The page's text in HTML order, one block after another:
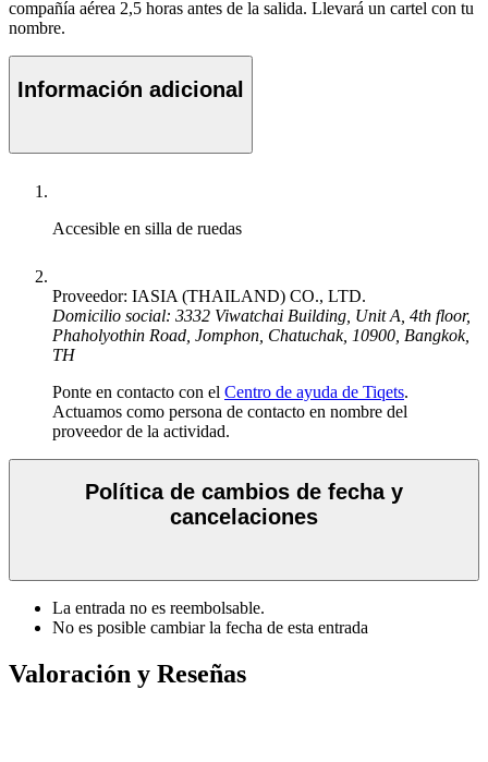
compañía aérea 2,5 horas antes de la salida. Llevará un cartel con tu
nombre.
Información adicional
Accesible en silla de ruedas
Proveedor: IASIA (THAILAND) CO., LTD.
Domicilio social: 3332 Viwatchai Building, Unit A, 4th floor,
Phaholyothin Road, Jomphon, Chatuchak, 10900, Bangkok,
TH
Ponte en contacto con el Centro de ayuda de Tiqets.
Actuamos como persona de contacto en nombre del
proveedor de la actividad.
Política de cambios de fecha y
cancelaciones
La entrada no es reembolsable.
No es posible cambiar la fecha de esta entrada
Valoración y Reseñas